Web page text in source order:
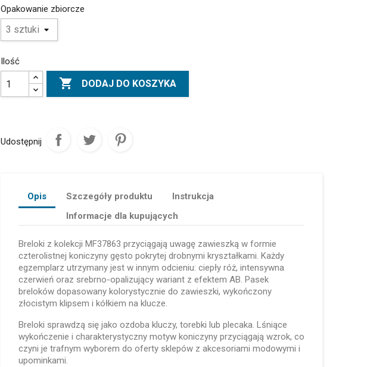
Opakowanie zbiorcze
Ilość
 DODAJ DO KOSZYKA
Udostępnij
Opis Szczegóły produktu
Instrukcja
Informacje dla kupujących
Breloki z kolekcji MF37863 przyciągają uwagę zawieszką w formie
czterolistnej koniczyny gęsto pokrytej drobnymi kryształkami. Każdy
egzemplarz utrzymany jest w innym odcieniu: ciepły róż, intensywna
czerwień oraz srebrno-opalizujący wariant z efektem AB. Pasek
breloków dopasowany kolorystycznie do zawieszki, wykończony
złocistym klipsem i kółkiem na klucze.
Breloki sprawdzą się jako ozdoba kluczy, torebki lub plecaka. Lśniące
wykończenie i charakterystyczny motyw koniczyny przyciągają wzrok, co
czyni je trafnym wyborem do oferty sklepów z akcesoriami modowymi i
upominkami.